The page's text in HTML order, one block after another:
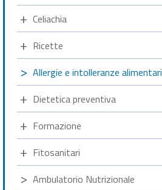
Celiachia
Ricette
Allergie e intolleranze alimentari
Dietetica preventiva
Formazione
Fitosanitari
Ambulatorio Nutrizionale